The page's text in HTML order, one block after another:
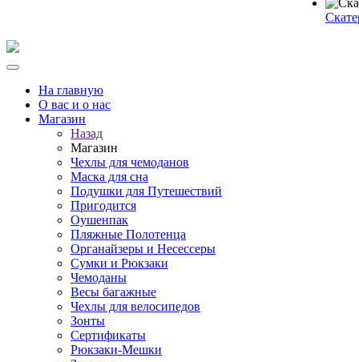
На главную
О вас и о нас
Магазин
Назад
Магазин
Чехлы для чемоданов
Маска для сна
Подушки для Путешествий
Пригодится
Оушенпак
Пляжные Полотенца
Органайзеры и Несессеры
Сумки и Рюкзаки
Чемоданы
Весы багажные
Чехлы для велосипедов
Зонты
Сертификаты
Рюкзаки-Мешки